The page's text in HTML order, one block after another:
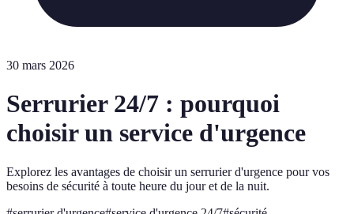
30 mars 2026
Serrurier 24/7 : pourquoi
choisir un service d'urgence
Explorez les avantages de choisir un serrurier d'urgence pour vos
besoins de sécurité à toute heure du jour et de la nuit.